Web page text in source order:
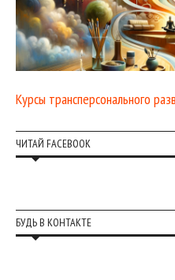
Курсы трансперсонального
ЧИТАЙ FACEBOOK
БУДЬ В КОНТАКТЕ